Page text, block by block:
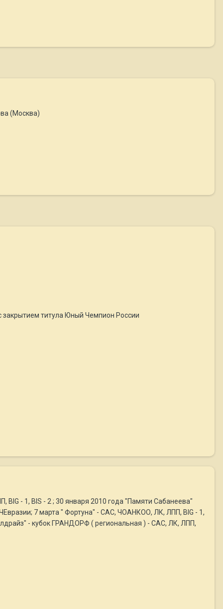
(Москва)
закрытием титула Юный Чемпион России
- 1, BIS - 2 ; 30 января 2010 года "Памяти Сабанеева"
7 марта " Фортуна" - САС, ЧОАНКОО, ЛК, ЛПП, BIG - 1,
- кубок ГРАНДОРФ ( региональная ) - САС, ЛК, ЛПП,